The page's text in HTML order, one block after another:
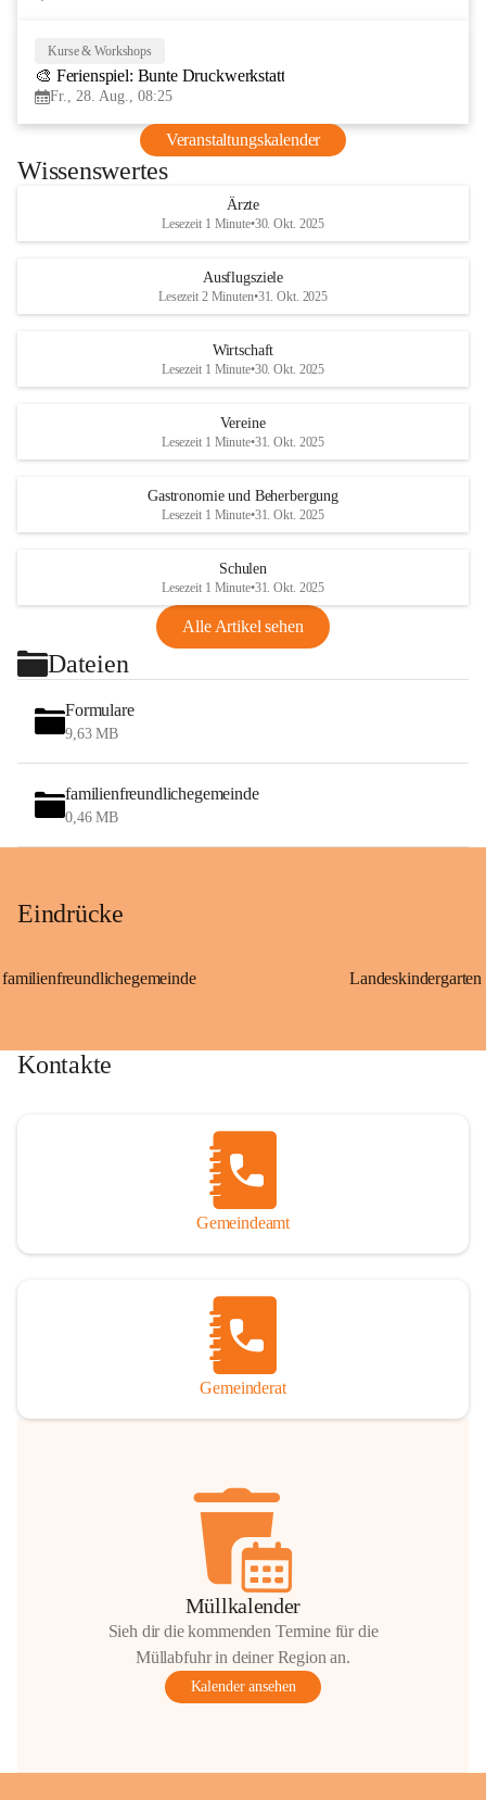
Kurse & Workshops
🎨 Ferienspiel: Bunte Druckwerkstatt
Fr., 28. Aug., 08:25
Veranstaltungskalender
Wissenswertes
Ärzte
Lesezeit 1 Minute•30. Okt. 2025
Ausflugsziele
Lesezeit 2 Minuten•31. Okt. 2025
Wirtschaft
Lesezeit 1 Minute•30. Okt. 2025
Vereine
Lesezeit 1 Minute•31. Okt. 2025
Gastronomie und Beherbergung
Lesezeit 1 Minute•31. Okt. 2025
Schulen
Lesezeit 1 Minute•31. Okt. 2025
Alle Artikel sehen
Dateien
Formulare
9,63 MB
familienfreundlichegemeinde
0,46 MB
Eindrücke
familienfreundlichegemeinde
Kontakte
Gemeindeamt
Gemeinderat
Müllkalender
Sieh dir die kommenden Termine für die
Müllabfuhr in deiner Region an.
Kalender ansehen